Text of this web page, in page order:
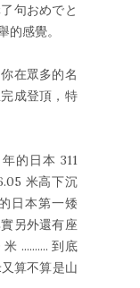
句おめでと
的感覺。
在眾多的名
成登頂，特
的日本 311
米高下沉
日本第一矮
另外還有座
.......... 到底
算不算是山